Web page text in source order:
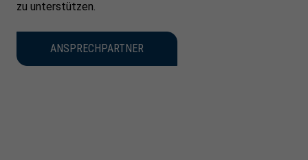
zu unterstützen.
ANSPRECHPARTNER